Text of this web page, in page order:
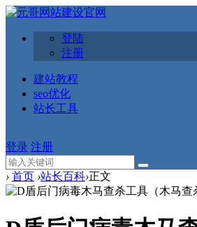
登陆
注册
建站教程
seo优化
站长工具
登录 注册
› 首页 ›站长百科›正文